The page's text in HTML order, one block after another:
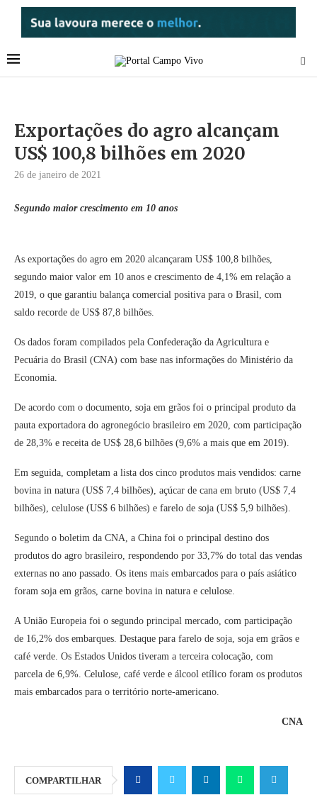
Exportações do agro alcançam
US$ 100,8 bilhões em 2020
26 de janeiro de 2021
Segundo maior crescimento em 10 anos
As exportações do agro em 2020 alcançaram US$ 100,8 bilhões,
segundo maior valor em 10 anos e crescimento de 4,1% em relação a
2019, o que garantiu balança comercial positiva para o Brasil, com
saldo recorde de US$ 87,8 bilhões.
Os dados foram compilados pela Confederação da Agricultura e
Pecuária do Brasil (CNA) com base nas informações do Ministério da
Economia.
De acordo com o documento, soja em grãos foi o principal produto da
pauta exportadora do agronegócio brasileiro em 2020, com participação
de 28,3% e receita de US$ 28,6 bilhões (9,6% a mais que em 2019).
Em seguida, completam a lista dos cinco produtos mais vendidos: carne
bovina in natura (US$ 7,4 bilhões), açúcar de cana em bruto (US$ 7,4
bilhões), celulose (US$ 6 bilhões) e farelo de soja (US$ 5,9 bilhões).
Segundo o boletim da CNA, a China foi o principal destino dos
produtos do agro brasileiro, respondendo por 33,7% do total das vendas
externas no ano passado. Os itens mais embarcados para o país asiático
foram soja em grãos, carne bovina in natura e celulose.
A União Europeia foi o segundo principal mercado, com participação
de 16,2% dos embarques. Destaque para farelo de soja, soja em grãos e
café verde. Os Estados Unidos tiveram a terceira colocação, com
parcela de 6,9%. Celulose, café verde e álcool etílico foram os produtos
mais embarcados para o território norte-americano.
CNA
COMPARTILHAR